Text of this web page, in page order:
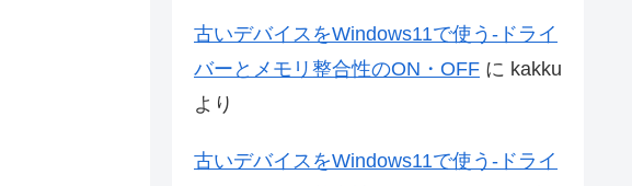
古いデバイスをWindows11で使う-ドライ
バーとメモリ整合性のON・OFF に kakku
より
古いデバイスをWindows11で使う-ドライ